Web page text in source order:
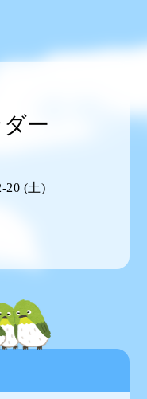
ー
20 (土)